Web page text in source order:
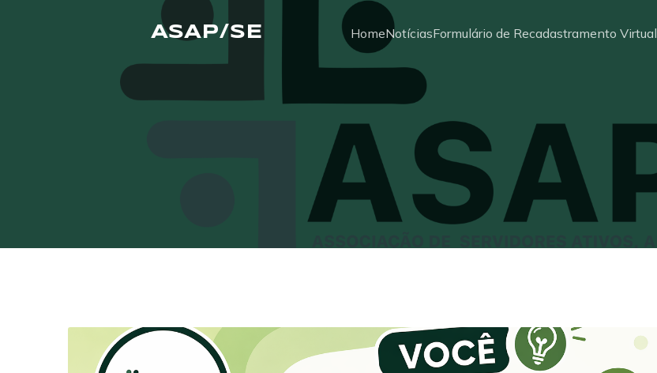
ASAP/SE HomeNotíciasFormulário de Recadastramento Virtual